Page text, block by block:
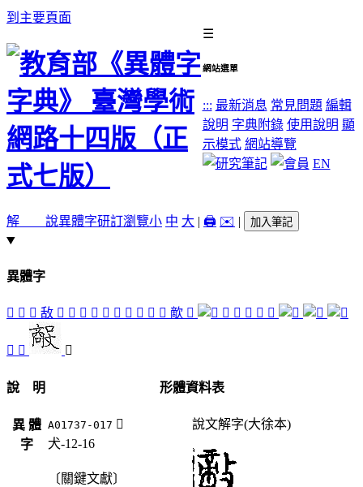
到主要頁面
☰
網站選單
::: 最新消息 常見問題 編輯
說明 字典附錄 使用說明 顯
示模式 網站導覽
EN
解 說異體字研訂瀏覽小 中 大 | 🖨️ ✉️ | 加入筆記
異體字
𠢗 󰸞 󲞟 敌 󲞲 󲞯 󲞰 󲞫 󲞞 𢿪 󲞬 󲞦 󲞥 󲞱 歒 󲞧 󲞠 󲞩 󲞳 󲞝 󲞵
󲞣 󲞤 󲞪
說 明
異 體
字
A01737-017 󲞪
犬-12-16
〔關鍵文獻〕
形體資料表
說文解字(大徐本)